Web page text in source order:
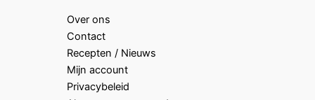
Over ons
Contact
Recepten / Nieuws
Mijn account
Privacybeleid